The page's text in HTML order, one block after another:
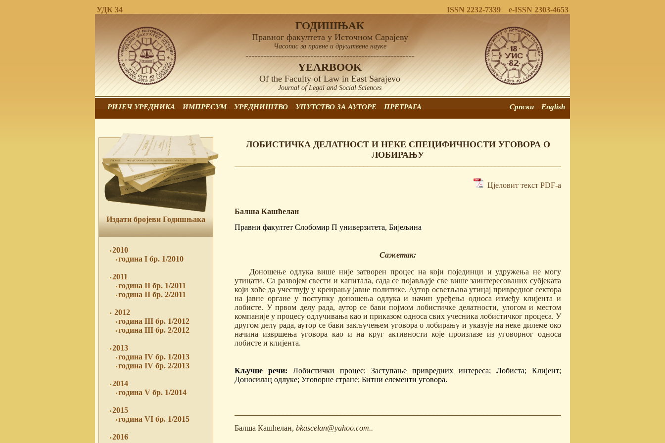
УДК 34 ISSN 2232-7339 e-ISSN 2303-4653
ГОДИШЊАК
Правног факултета у Источном Сарајеву
Часопис за правне и друштвене науке
---------------------------------------------------------
YEARBOOK
Of the Faculty of Law in East Sarajevo
Journal of Legal and Social Sciences
РИЈЕЧ УРЕДНИКА ИМПРЕСУМ УРЕДНИШТВО УПУTСТВО ЗА АУТОРЕ ПРЕТРАГА English
Српски
Издати бројеви Годишњака
2010
година I бр. 1/2010
2011
година II бр. 1/2011
година II бр. 2/2011
2012
година III бр. 1/2012
година III бр. 2/2012
2013
година IV бр. 1/2013
година IV бр. 2/2013
2014
година V бр. 1/2014
2015
година VI бр. 1/2015
2016
ЛОБИСТИЧКА ДЕЛАТНОСТ И НЕКЕ СПЕЦИФИЧНОСТИ УГОВОРА О
ЛОБИРАЊУ
Цјеловит текст PDF-a
Балша Кашћелан
Правни факултет Слобомир П универзитета, Бијељина
Сажетак:
Доношење одлука више није затворен процес на који појединци и удружења не могу
утицати. Са развојем свести и капитала, сада се појављује све више заинтересованих субјеката
који хоће да учествују у креирању јавне политике. Аутор осветљава утицај привредног сектора
на јавне органе у поступку доношења одлука и начин уређења односа између клијента и
лобисте. У првом делу рада, аутор се бави појмом лобистичке делатности, улогом и местом
компаније у процесу одлучивања као и приказом односа свих учесника лобистичког процеса. У
другом делу рада, аутор се бави закључењем уговора о лобирању и указује на неке дилеме око
начина извршења уговора као и на круг активности које произлазе из уговорног односа
лобисте и клијента.
Кључне речи: Лобистички процес; Заступање привредних интереса; Лобиста; Клијент;
Доносилац одлуке; Уговорне стране; Битни елементи уговора.
Балша Кашћелан, bkascelan@yahoo.com..